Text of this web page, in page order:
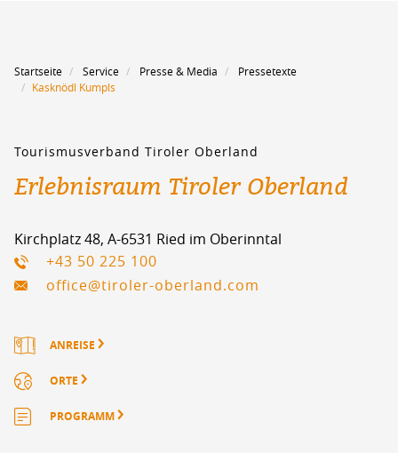
Startseite Service Presse & Media
Pressetexte
Kasknödl Kumpls
Tourismusverband Tiroler Oberland
Erlebnisraum Tiroler Oberland
Kirchplatz 48, A-6531 Ried im Oberinntal
+43 50 225 100
office@tiroler-oberland.com
ANREISE
ORTE
PROGRAMM